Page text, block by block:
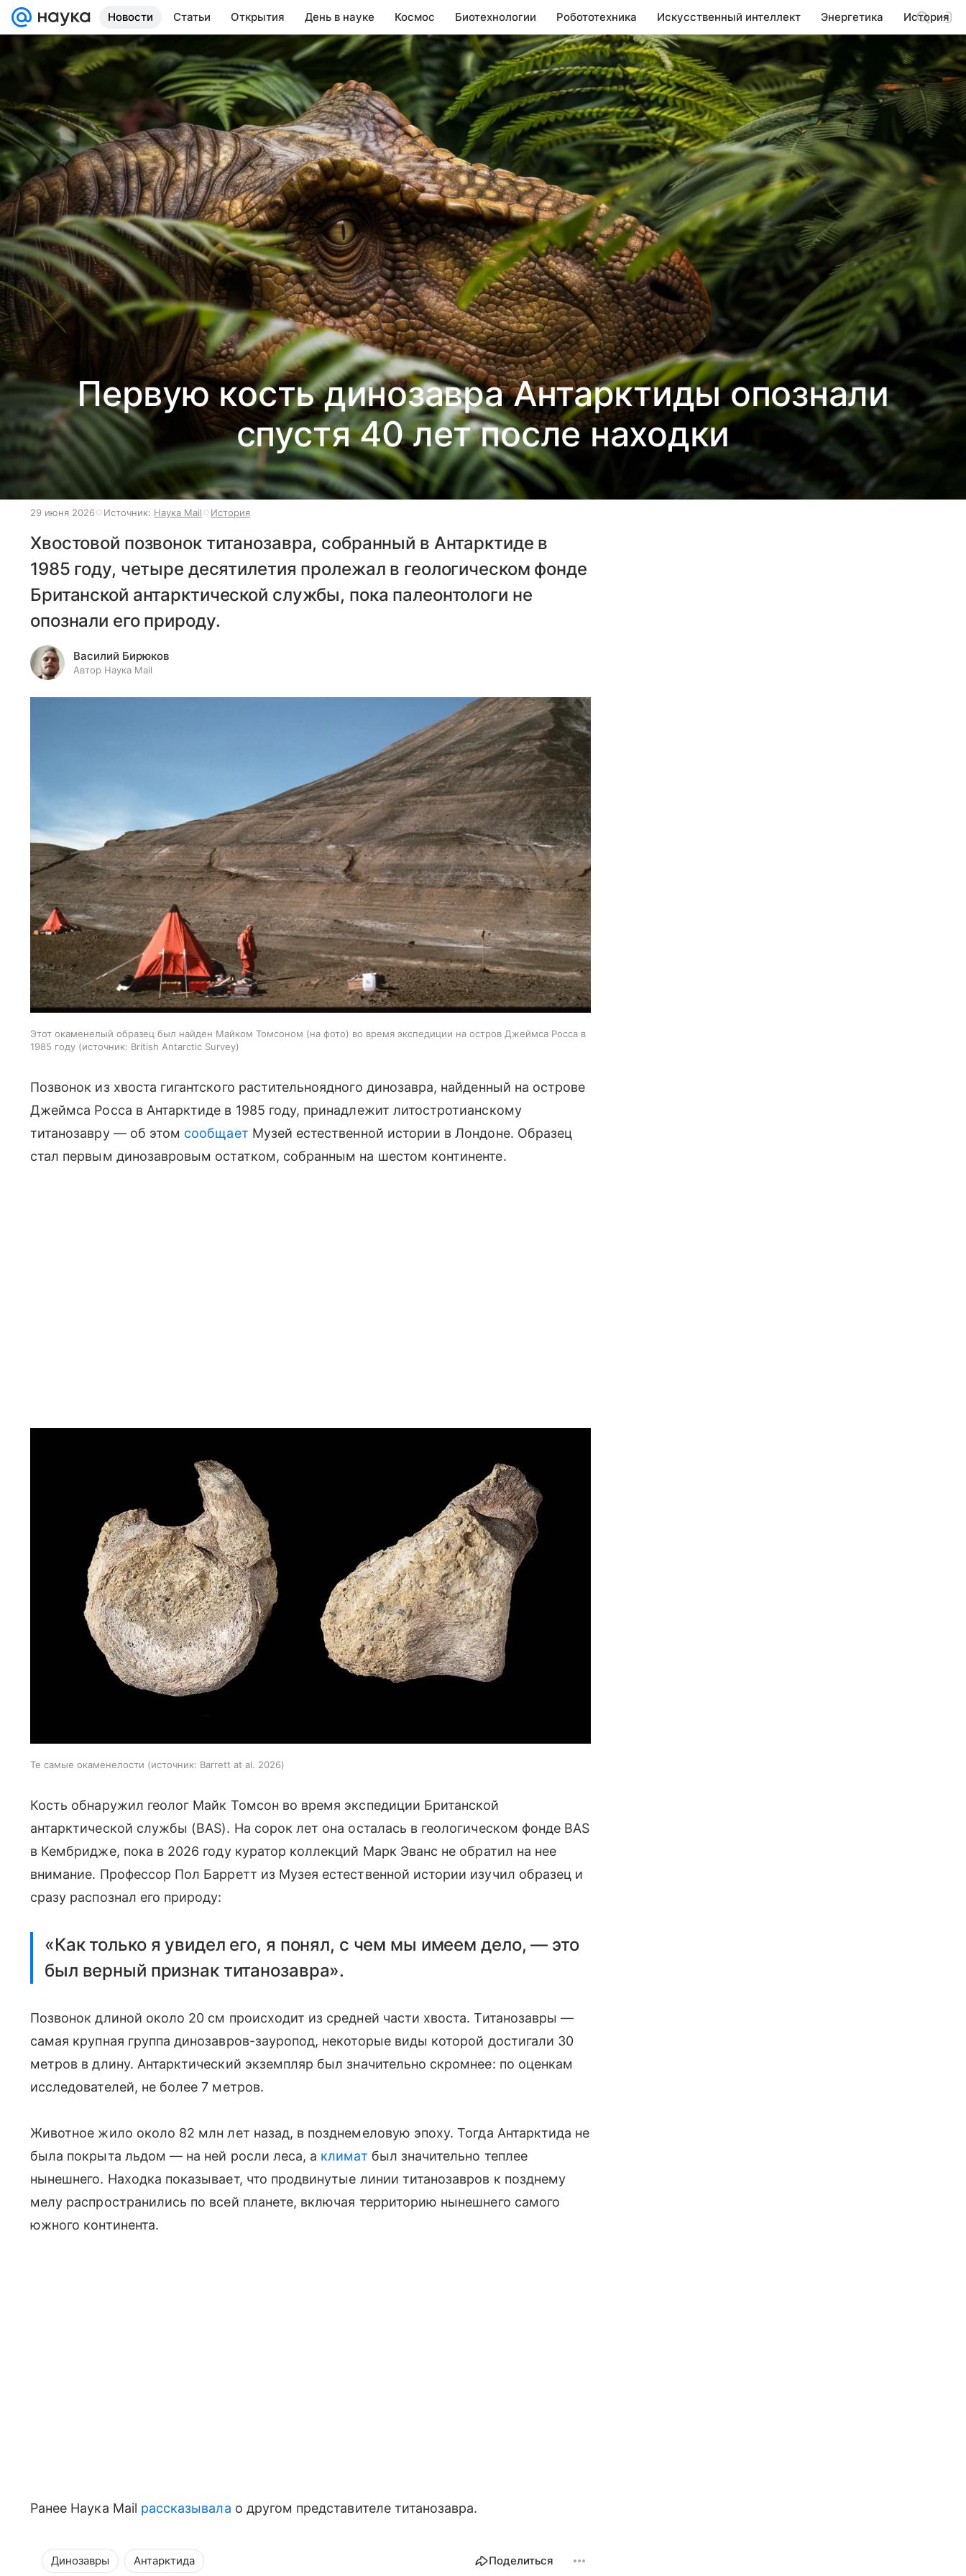
Новости Статьи Открытия День в науке Космос Биотехнологии Робототехника Искусственный интеллект Энергетика История
Первую кость динозавра Антарктиды опознали
спустя 40 лет после находки
29 июня 2026 Источник: Наука Mail История
Хвостовой позвонок титанозавра, собранный в Антарктиде в
1985 году, четыре десятилетия пролежал в геологическом фонде
Британской антарктической службы, пока палеонтологи не
опознали его природу.
Василий Бирюков
Автор Наука Mail
Этот окаменелый образец был найден Майком Томсоном (на фото) во время экспедиции на остров Джеймса Росса в
1985 году
источник: British Antarctic Survey
Позвонок из хвоста гигантского растительноядного динозавра, найденный на острове
Джеймса Росса в Антарктиде в 1985 году, принадлежит литостротианскому
титанозавру — об этом сообщает Музей естественной истории в Лондоне. Образец
стал первым динозавровым остатком, собранным на шестом континенте.
Те самые окаменелости источник: Barrett at al. 2026
Кость обнаружил геолог Майк Томсон во время экспедиции Британской
антарктической службы (BAS). На сорок лет она осталась в геологическом фонде BAS
в Кембридже, пока в 2026 году куратор коллекций Марк Эванс не обратил на нее
внимание. Профессор Пол Барретт из Музея естественной истории изучил образец и
сразу распознал его природу:
«Как только я увидел его, я понял, с чем мы имеем дело, — это
был верный признак титанозавра».
Позвонок длиной около 20 см происходит из средней части хвоста. Титанозавры —
самая крупная группа динозавров-зауропод, некоторые виды которой достигали 30
метров в длину. Антарктический экземпляр был значительно скромнее: по оценкам
исследователей, не более 7 метров.
Животное жило около 82 млн лет назад, в позднемеловую эпоху. Тогда Антарктида не
была покрыта льдом — на ней росли леса, а климат был значительно теплее
нынешнего. Находка показывает, что продвинутые линии титанозавров к позднему
мелу распространились по всей планете, включая территорию нынешнего самого
южного континента.
Ранее Наука Mail рассказывала о другом представителе титанозавра.
Динозавры Антарктида Поделиться